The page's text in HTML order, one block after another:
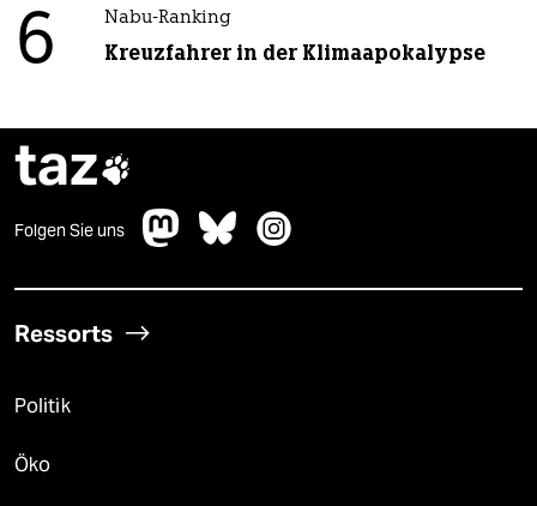
6 Nabu-Ranking
Kreuzfahrer in der Klimaapokalypse
taz
Folgen Sie uns
Ressorts
Politik
Öko